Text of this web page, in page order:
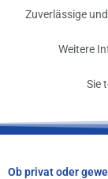
Zuverlässige
Weitere
Sie
Ob privat oder